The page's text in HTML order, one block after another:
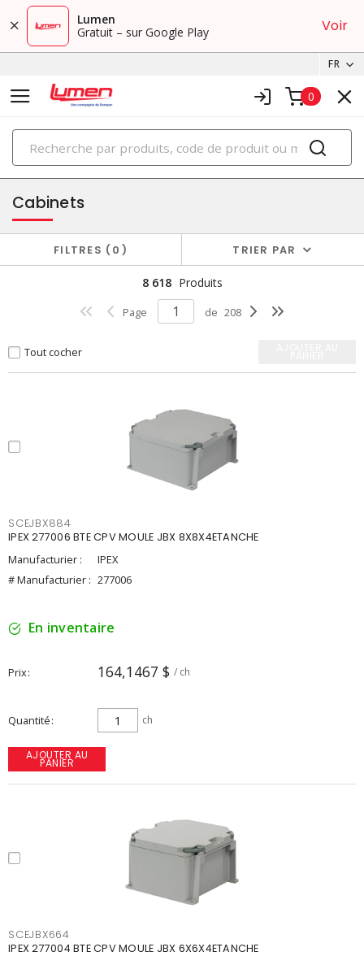
Lumen
Gratuit – sur Google Play
Voir
FR
0
PRODUITS
boîtiers et cabinets
Cabinets
FILTRES 0 TRIER PAR
8 618 Produits
Page de 208
Tout cocher
SCEJBX884
IPEX 277006 BTE CPV MOULE JBX 8X8X4ETANCHE
Manufacturier :
IPEX
# Manufacturier : 277006
En inventaire
Prix 164,1467 $ / ch
Quantité ch
AJOUTER AU
PANIER
SCEJBX664
IPEX 277004 BTE CPV MOULE JBX 6X6X4ETANCHE